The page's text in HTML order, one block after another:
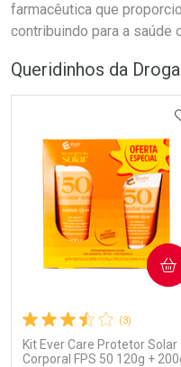
farmacêutica que
contribuindo para a saúde
Queridinhos da
(3)
Kit Ever Care Protetor Solar
Corporal FPS 50 120g +
COMPRAR